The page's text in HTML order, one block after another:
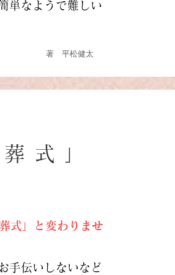
単なようで難しい
著 平松健太
式」
式」と変わりませ
手伝いしないなど